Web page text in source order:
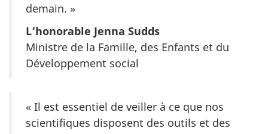
demain. »
L’honorable Jenna Sudds
Ministre de la Famille, des Enfants et du
Développement social
« Il est essentiel de veiller à ce que nos
scientifiques disposent des outils et des